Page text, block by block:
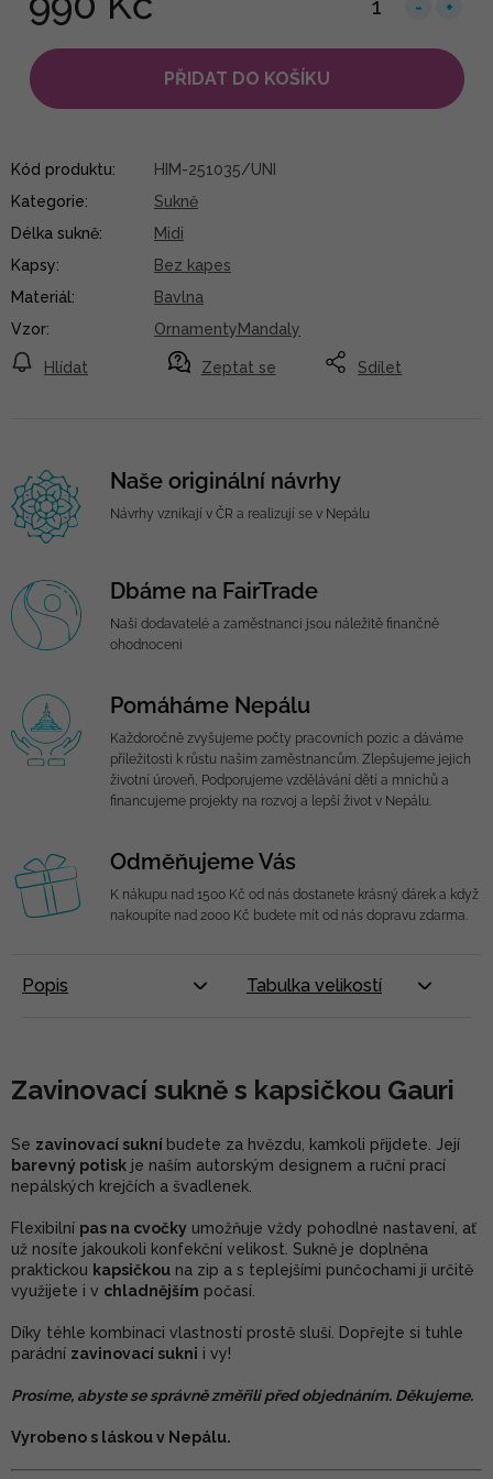
PŘIDAT DO KOŠÍKU
Zeptat se
Hlídat Sdílet
Kód produktu:
HIM-251035/UNI
Kategorie:
Sukně
Délka sukně:
Midi
Kapsy:
Bez kapes
Materiál:
Bavlna
Vzor: OrnamentyMandaly
Naše originální návrhy
Návrhy vznikají v ČR a realizují se v Nepálu
Dbáme na FairTrade
Naši dodavatelé a zaměstnanci jsou náležitě finančně
ohodnoceni
Pomáháme Nepálu
Každoročně zvyšujeme počty pracovních pozic a dáváme
příležitosti k růstu našim zaměstnancům. Zlepšujeme jejich
životní úroveň, Podporujeme vzdělávání dětí a mnichů a
financujeme projekty na rozvoj a lepší život v Nepálu.
Odměňujeme Vás
K nákupu nad 1500 Kč od nás dostanete krásný dárek a když
nakoupíte nad 2000 Kč budete mít od nás dopravu zdarma.
Popis Tabulka velikostí
Zavinovací sukně s kapsičkou Gauri
Se zavinovací sukní budete za hvězdu, kamkoli přijdete. Její
barevný potisk je naším autorským designem a ruční prací
nepálských krejčích a švadlenek.
Flexibilní pas na cvočky umožňuje vždy pohodlné nastavení, ať
už nosíte jakoukoli konfekční velikost. Sukně je doplněna
praktickou kapsičkou na zip a s teplejšími punčochami ji určitě
využijete i v chladnějším počasí.
Díky téhle kombinaci vlastností prostě sluší. Dopřejte si tuhle
parádní zavinovací sukni i vy!
Prosíme, abyste se správně změřili před objednáním. Děkujeme.
Vyrobeno s láskou v Nepálu.